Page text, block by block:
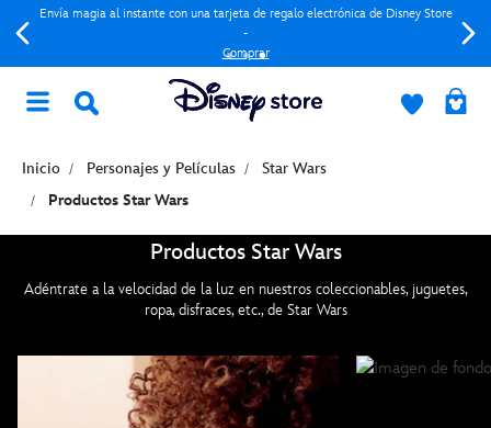
Envía magia al instante con una tarjeta de regalo electrónica de Disney Store
-
Comprar
Inicio Personajes y Películas
Star Wars
Productos Star Wars
Productos Star Wars
Adéntrate a la velocidad de la luz en nuestros coleccionables, juguetes,
ropa, disfraces, etc., de Star Wars